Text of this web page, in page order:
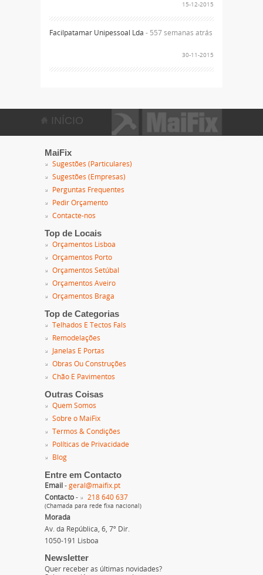
15-12-2015
Facilpatamar Unipessoal Lda - 557 semanas atrás
30-11-2015
INÍCIO
MaiFix
Sugestões (Particulares)
Sugestões (Empresas)
Perguntas Frequentes
Pedir Orçamento
Contacte-nos
Top de Locais
Orçamentos Lisboa
Orçamentos Porto
Orçamentos Setúbal
Orçamentos Aveiro
Orçamentos Braga
Top de Categorias
Telhados E Tectos Fals
Remodelações
Janelas E Portas
Obras Ou Construções
Chão E Pavimentos
Outras Coisas
Quem Somos
Sobre o MaiFix
Termos & Condições
Políticas de Privacidade
Blog
Entre em Contacto
Email - geral@maifix.pt
Contacto - 218 640 637
(Chamada para rede fixa nacional)
Morada
Av. da República, 6, 7º Dir.
1050-191 Lisboa
Newsletter
Quer receber as últimas novidades?